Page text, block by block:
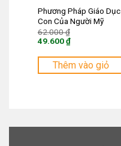
Phương Pháp Giáo Dục
Con Của Người Mỹ
62.000₫
62.000 ₫.
49.600₫
hiện
là:
Thêm vào giỏ